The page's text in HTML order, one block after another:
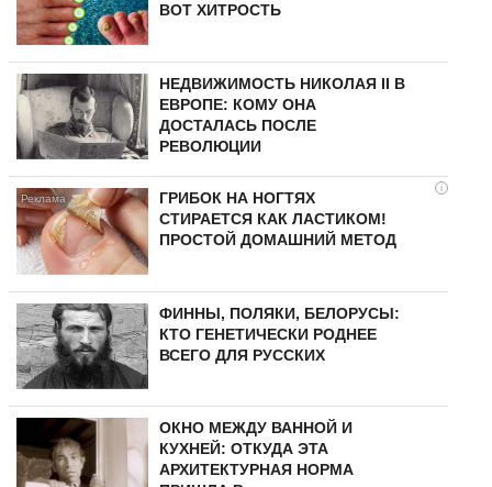
ВОТ ХИТРОСТЬ
НЕДВИЖИМОСТЬ НИКОЛАЯ II В
ЕВРОПЕ: КОМУ ОНА
ДОСТАЛАСЬ ПОСЛЕ
РЕВОЛЮЦИИ
i
ГРИБОК НА НОГТЯХ
СТИРАЕТСЯ КАК ЛАСТИКОМ!
ПРОСТОЙ ДОМАШНИЙ МЕТОД
ФИННЫ, ПОЛЯКИ, БЕЛОРУСЫ:
КТО ГЕНЕТИЧЕСКИ РОДНЕЕ
ВСЕГО ДЛЯ РУССКИХ
ОКНО МЕЖДУ ВАННОЙ И
КУХНЕЙ: ОТКУДА ЭТА
АРХИТЕКТУРНАЯ НОРМА